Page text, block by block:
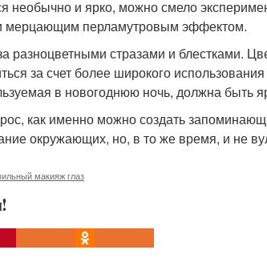
и ярко, можно смело
мерцающим перламутровым эффектом.
разноцветными стразами и блестками.
за счет более широкого
в новогоднюю ночь, должна быть
как именно можно создать
окружающих, но, в то же время, и не
макияж глаз